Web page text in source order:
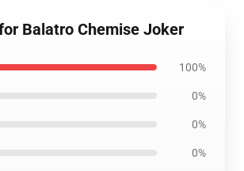
Balatro Chemise Joker
100%
0%
0%
0%